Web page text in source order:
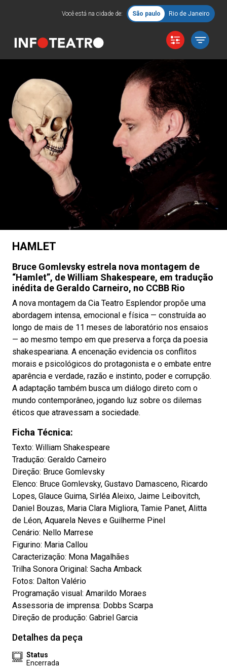
Você está na cidade de: São paulo Rio de Janeiro
HAMLET
Bruce Gomlevsky estrela nova montagem de
“Hamlet”, de William Shakespeare, em tradução
inédita de Geraldo Carneiro, no CCBB Rio
A nova montagem da Cia Teatro Esplendor propõe uma
abordagem intensa, emocional e física — construída ao
longo de mais de 11 meses de laboratório nos ensaios
— ao mesmo tempo em que preserva a força da poesia
shakespeariana. A encenação evidencia os conflitos
morais e psicológicos do protagonista e o embate entre
aparência e verdade, razão e instinto, poder e corrupção.
A adaptação também busca um diálogo direto com o
mundo contemporâneo, jogando luz sobre os dilemas
éticos que atravessam a sociedade.
Ficha Técnica:
Texto: William Shakespeare
Tradução: Geraldo Carneiro
Direção: Bruce Gomlevsky
Elenco: Bruce Gomlevsky, Gustavo Damasceno, Ricardo
Lopes, Glauce Guima, Sirléa Aleixo, Jaime Leibovitch,
Daniel Bouzas, Maria Clara Migliora, Tamie Panet, Alitta
de Léon, Aquarela Neves e Guilherme Pinel
Cenário: Nello Marrese
Figurino: Maria Callou
Caracterização: Mona Magalhães
Trilha Sonora Original: Sacha Amback
Fotos: Dalton Valério
Programação visual: Amarildo Moraes
Assessoria de imprensa: Dobbs Scarpa
Direção de produção: Gabriel Garcia
Detalhes da peça
Status
Encerrada